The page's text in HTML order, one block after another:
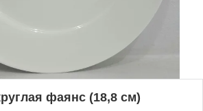
фаянс (18,8 см)